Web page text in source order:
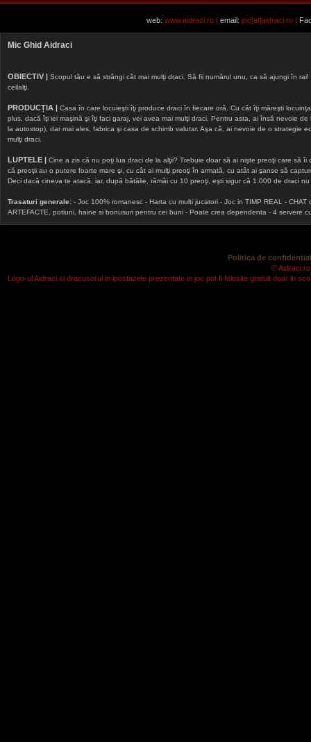
web: www.aidraci.ro | email: joc[at]aidraci.ro |
Mic Ghid Aidraci
OBIECTIV | Scopul tău e să strângi cât mai mulţi draci. Să fii numărul unu, ca să ajungi în
ceilalţi.
PRODUCȚIA | Casa în care locuieşti îţi produce draci în fiecare oră. Cu cât îţi măreşti
plus, dacă îţi iei maşină şi îţi faci garaj, vei avea mai mulţi draci. Pentru asta, ai însă nevoie
la autostop), dar mai ales, fabrica şi casa de schimb valutar. Aşa că, ai nevoie de o strategie
mulţi draci.
LUPTELE | Cine a zis că nu poţi lua draci de la alţii? Trebuie doar să ai nişte preoţi care să
că preoţii au o putere foarte mare şi, cu cât ai mulţi preoţi în armată, cu atât ai şanse să
Deci dacă cineva te atacă, iar, după bătălie, rămâi cu 10 preoţi, eşti sigur că 1.000 de draci
Trasaturi generale: - Joc 100% romanesc - Harta cu multi jucatori - Joc in TIMP REAL -
ARTEFACTE, potiuni, haine si bonusuri pentru cei buni - Poate crea dependenta - 4 servere
Politica de
©
Logo-ul Aidraci si dracusorul in ipostazele prezentate in joc pot fi folosite gratuit doar in